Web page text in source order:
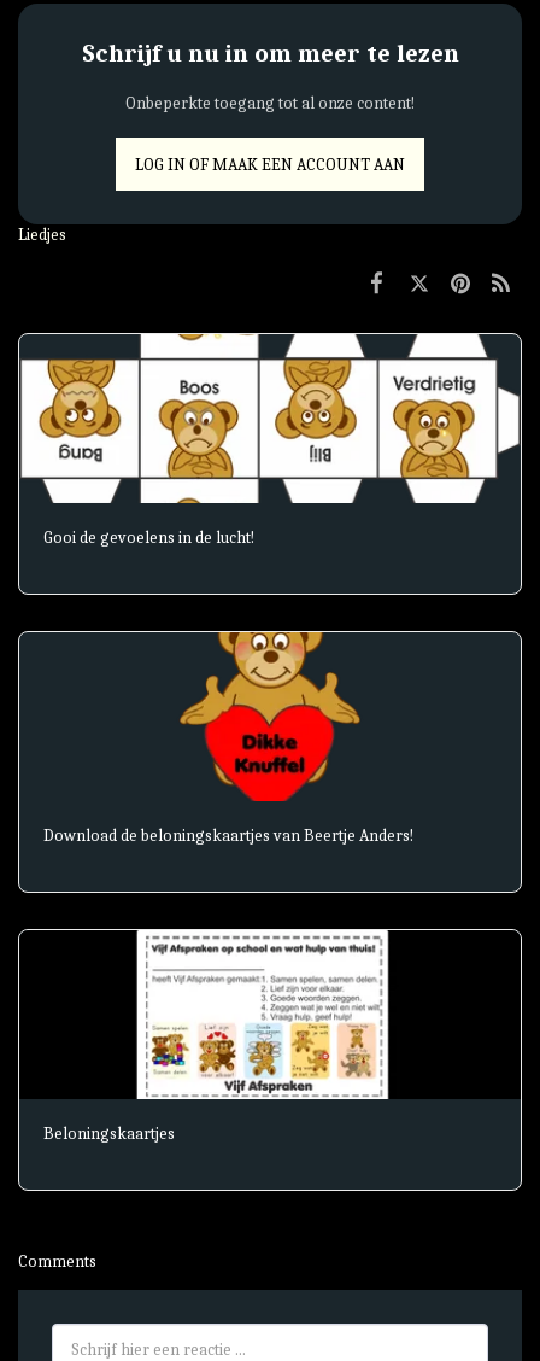
Schrijf u nu in om meer te lezen
Onbeperkte toegang tot al onze content!
LOG IN OF MAAK EEN ACCOUNT AAN
Liedjes
Gooi de gevoelens in de lucht!
Download de beloningskaartjes van Beertje Anders!
Beloningskaartjes
Comments